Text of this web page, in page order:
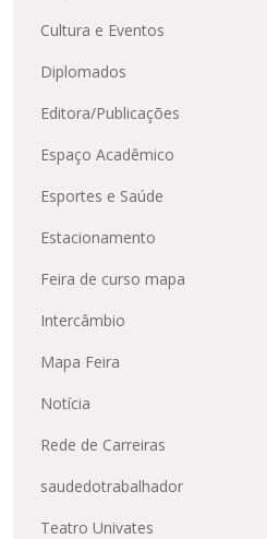
Cultura e Eventos
Diplomados
Editora/Publicações
Espaço Acadêmico
Esportes e Saúde
Estacionamento
Feira de curso mapa
Intercâmbio
Mapa Feira
Notícia
Rede de Carreiras
saudedotrabalhador
Teatro Univates